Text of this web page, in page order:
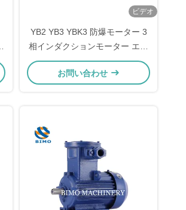
ビデオ
YB2 YB3 YBK3 防爆モーター 3
相インダクションモーター エリ
スケージ
お問い合わせ